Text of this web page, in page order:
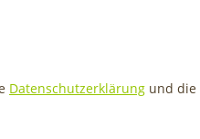
Datenschutzerklärung und die